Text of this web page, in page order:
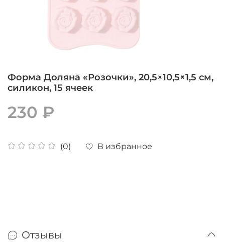
Форма Доляна «Розочки», 20,5×10,5×1,5 см,
силикон, 15 ячеек
(0) В избранное
230 ₽
Отзывы